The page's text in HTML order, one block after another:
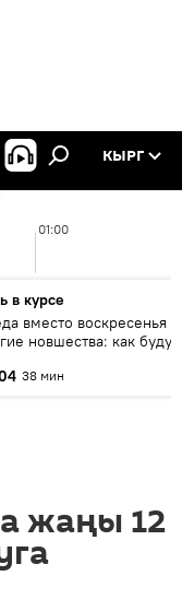
КЫРГ
01:00
в курсе
вместо воскресенья и
новшества: как будут
38 мин
жаңы 12